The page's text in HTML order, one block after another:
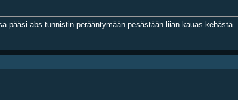
pääsi abs tunnistin perääntymään pesästään liian kauas kehästä